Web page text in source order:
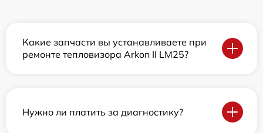
Какие запчасти вы устанавливаете при
ремонте тепловизора Arkon II LM25?
Нужно ли платить за диагностику?